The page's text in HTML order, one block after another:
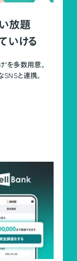
放題
いける
"を多数用意。
と連携。